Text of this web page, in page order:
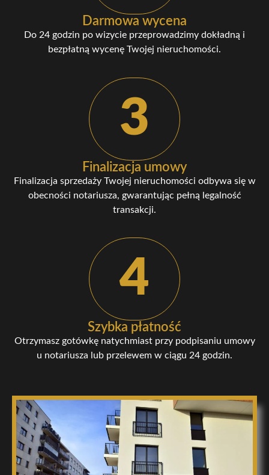
Darmowa wycena
Do 24 godzin po wizycie przeprowadzimy dokładną i
bezpłatną wycenę Twojej nieruchomości.
3
Finalizacja umowy
Finalizacja sprzedaży Twojej nieruchomości odbywa się w
obecności notariusza, gwarantując pełną legalność
transakcji.
4
Szybka płatność
Otrzymasz gotówkę natychmiast przy podpisaniu umowy
u notariusza lub przelewem w ciągu 24 godzin.